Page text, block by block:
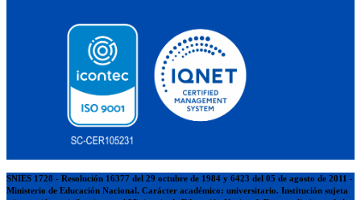
SNIES 1728 - Resolución 16377 del 29 octubre de 1984 y 6423 del 05 de agosto de 2011 -
Ministerio de Educación Nacional. Carácter académico: universitario. Institución sujeta